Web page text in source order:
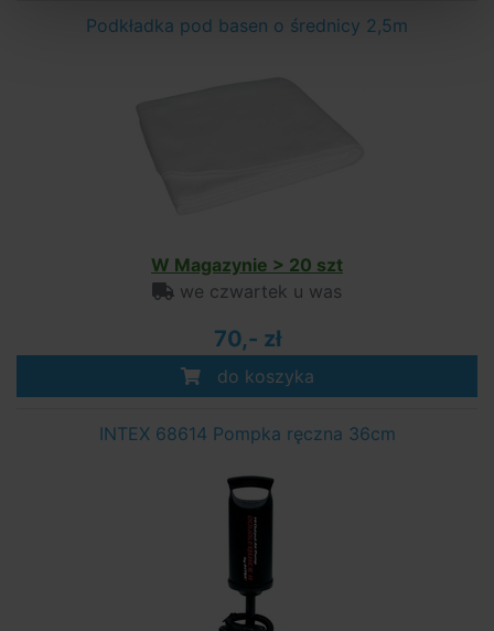
Podkładka pod basen o średnicy 2,5m
W Magazynie > 20 szt
we czwartek u was
70,- zł
do koszyka
INTEX 68614 Pompka ręczna 36cm